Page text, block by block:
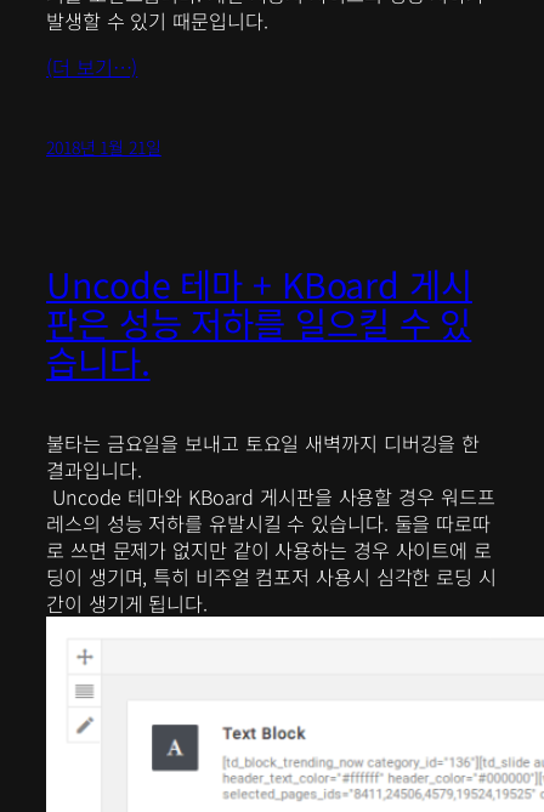
발생할 수 있기 때문입니다.
(더 보기…)
2018년 1월 21일
Uncode 테마 + KBoard 게시
판은 성능 저하를 일으킬 수 있
습니다.
불타는 금요일을 보내고 토요일 새벽까지 디버깅을 한
결과입니다.
Uncode 테마와 KBoard 게시판을 사용할 경우 워드프
레스의 성능 저하를 유발시킬 수 있습니다. 둘을 따로따
로 쓰면 문제가 없지만 같이 사용하는 경우 사이트에 로
딩이 생기며, 특히 비주얼 컴포저 사용시 심각한 로딩 시
간이 생기게 됩니다.